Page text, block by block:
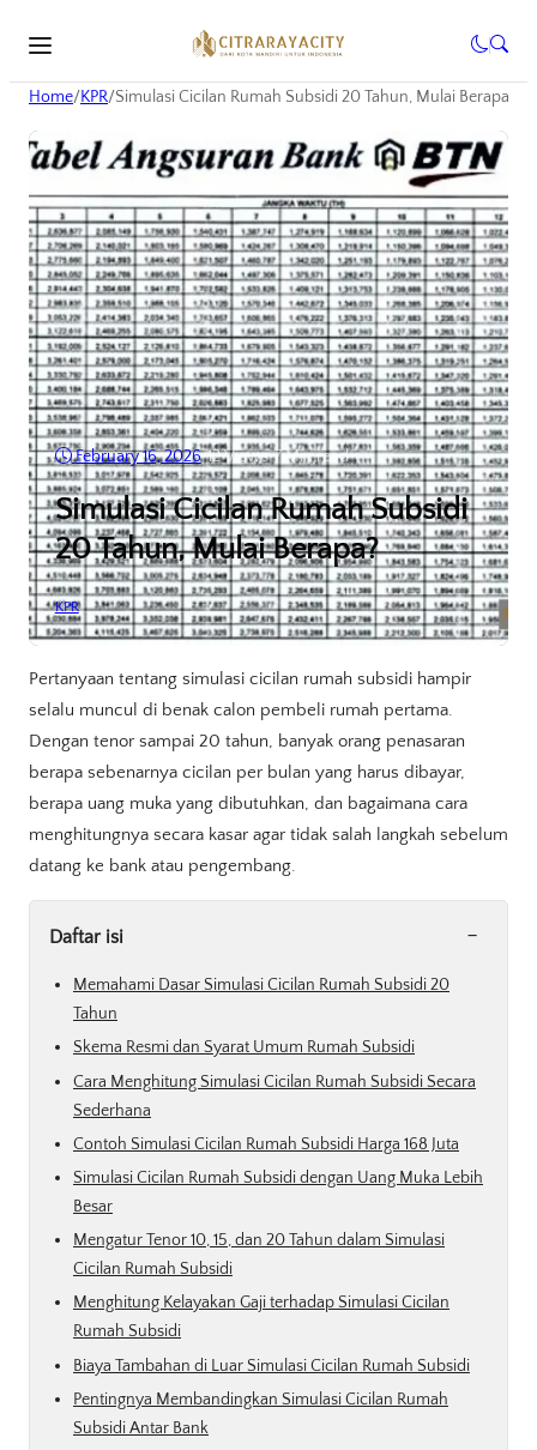
Home/KPR/Simulasi Cicilan Rumah Subsidi 20 Tahun, Mulai Berapa?
February 16, 2026•12Views•7 Min read
Simulasi Cicilan Rumah Subsidi
20 Tahun, Mulai Berapa?
KPR
Pertanyaan tentang simulasi cicilan rumah subsidi hampir
selalu muncul di benak calon pembeli rumah pertama.
Dengan tenor sampai 20 tahun, banyak orang penasaran
berapa sebenarnya cicilan per bulan yang harus dibayar,
berapa uang muka yang dibutuhkan, dan bagaimana cara
menghitungnya secara kasar agar tidak salah langkah sebelum
datang ke bank atau pengembang.
Daftar isi -
Memahami Dasar Simulasi Cicilan Rumah Subsidi 20
Tahun
Skema Resmi dan Syarat Umum Rumah Subsidi
Cara Menghitung Simulasi Cicilan Rumah Subsidi Secara
Sederhana
Contoh Simulasi Cicilan Rumah Subsidi Harga 168 Juta
Simulasi Cicilan Rumah Subsidi dengan Uang Muka Lebih
Besar
Mengatur Tenor 10, 15, dan 20 Tahun dalam Simulasi
Cicilan Rumah Subsidi
Menghitung Kelayakan Gaji terhadap Simulasi Cicilan
Rumah Subsidi
Biaya Tambahan di Luar Simulasi Cicilan Rumah Subsidi
Pentingnya Membandingkan Simulasi Cicilan Rumah
Subsidi Antar Bank